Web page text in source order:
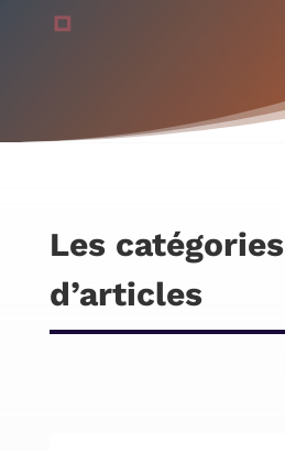
Les catégories
d’articles